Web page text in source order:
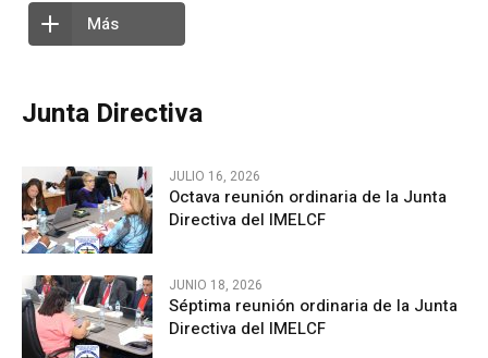
Más
Junta Directiva
JULIO 16, 2026
Octava reunión ordinaria de la Junta
Directiva del IMELCF
JUNIO 18, 2026
Séptima reunión ordinaria de la Junta
Directiva del IMELCF